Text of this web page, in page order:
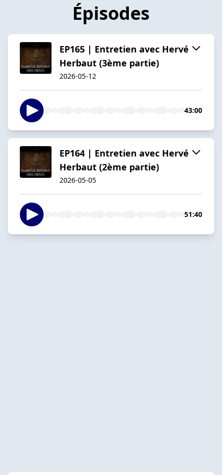
Épisodes
EP165 | Entretien avec Hervé
Herbaut (3ème partie)
2026-05-12
43:00
EP164 | Entretien avec Hervé
Herbaut (2ème partie)
2026-05-05
51:40